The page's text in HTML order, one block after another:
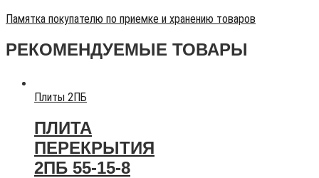
Памятка покупателю по приемке и хранению товаров
РЕКОМЕНДУЕМЫЕ ТОВАРЫ
Плиты 2ПБ
ПЛИТА
ПЕРЕКРЫТИЯ
2ПБ 55-15-8